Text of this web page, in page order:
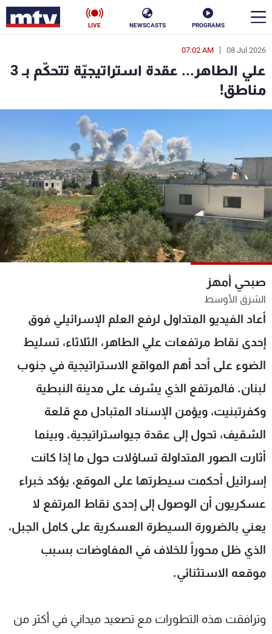
PROGRAMS
NEWSCASTS
LIVE
08 Jul 2026
07:02 AM
علي الطاهر... عقدة استراتيجيّة تتحكّم بـ 3
مناطق!
صبحي أمهز
الشرق الأوسط
أعاد الفيديو المتداول لرفع العلم الإسرائيلي فوق
إحدى نقاط مرتفعات علي الطاهر، الثلاثاء، تسليط
الضوء على أحد أهم المواقع الاستراتيجية في جنوب
لبنان. فالمرتفع الذي يشرف على مدينة النبطية
وكفرتبنيت، ويؤمن الإسناد المتبادل مع قلعة
الشقيف، تحول إلى عقدة جيواستراتيجية. وبينما
أثارت الصور المتداولة تساؤلات حول ما إذا كانت
إسرائيل أحكمت سيطرتها على الموقع، يؤكد خبراء
عسكريون أن الوصول إلى إحدى نقاط المرتفع لا
يعني بالضرورة السيطرة العسكرية على كامل الجبل،
الذي ظل محوراً للخلاف في المفاوضات بسبب
موقعه الاستثنائي.
وترافقت هذه التطورات مع تصعيد ميداني في أكثر من
en
الأخبار
سياسة ناس
فن
منوعات رياضة
كأس العالم
البرامج
شاهد البرامج
الترددات
عن MTV
لاعلاناتكم
وظائف
تواصل معنا
شروط الإسـتخدام